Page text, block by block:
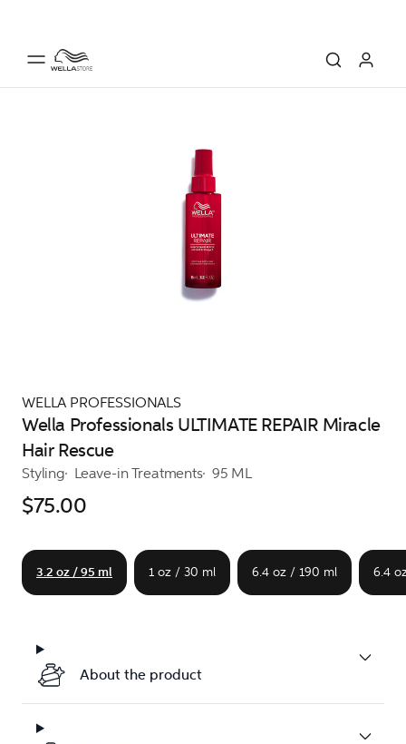
WELLA PROFESSIONALS
Wella Professionals ULTIMATE REPAIR Miracle
Hair Rescue
Styling Leave-in Treatments 95 ML
$75.00
3.2 oz / 95 ml 1 oz / 30 ml 6.4 oz / 190 ml 6.4
About the product